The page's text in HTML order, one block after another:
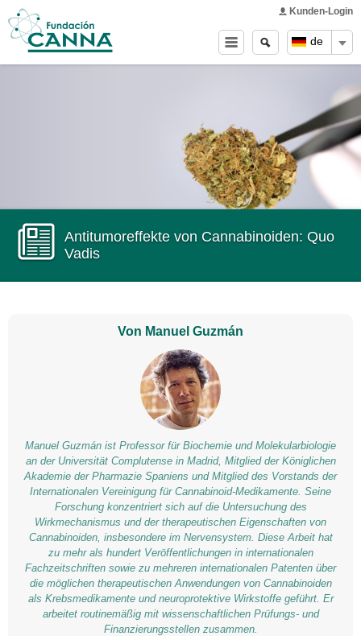
de
Kunden-Login
Main menu
Search
form
Search
Antitumoreffekte von Cannabinoiden: Quo
Vadis
Von Manuel Guzmán
Manuel Guzmán ist Professor für Biochemie und Molekularbiologie
an der Universität Complutense in Madrid, Mitglied der Königlichen
Akademie der Pharmazie Spaniens und Mitglied des Vorstands der
Internationalen Vereinigung für Cannabinoid-Medikamente. Seine
Forschung konzentriert sich auf die Untersuchung des
Wirkmechanismus und der therapeutischen Eigenschaften von
Cannabinoiden, insbesondere im Nervensystem. Diese Arbeit hat
zu mehr als hundert Veröffentlichungen in internationalen
Fachzeitschriften sowie zu mehreren internationalen Patenten über
die möglichen therapeutischen Anwendungen von Cannabinoiden
als Krebsmedikamente und neuroprotektive Wirkstoffe geführt. Er
arbeitet routinemäßig mit wissenschaftlichen Prüfungs- und
Finanzierungsstellen zusammen.